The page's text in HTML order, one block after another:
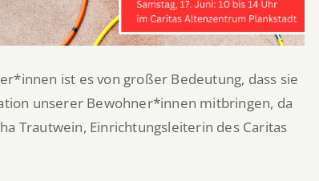
ist es von großer Bedeutung, dass sie
unserer Bewohner*innen mitbringen, da
Trautwein, Einrichtungsleiterin des Caritas